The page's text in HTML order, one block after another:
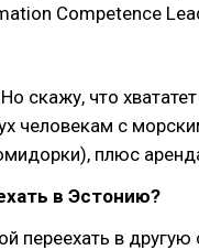
Competence
скажу, что
человекам с
плюс
в Эстонию?
переехать в другую